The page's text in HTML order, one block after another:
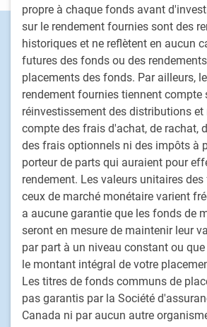
propre à chaque fonds avant
sur le rendement fournies sont des
historiques et ne reflètent en aucun
futures des fonds ou des
placements des fonds. Par ailleurs,
rendement fournies tiennent compte
réinvestissement des distributions et
compte des frais d'achat, de rachat,
des frais optionnels ni des impôts à
porteur de parts qui auraient pour
rendement. Les valeurs unitaires
ceux de marché monétaire varient
a aucune garantie que les fonds de
seront en mesure de maintenir leur
par part à un niveau constant ou
le montant intégral de votre
Les titres de fonds communs de
pas garantis par la Société
Canada ni par aucun autre
Footer
Capacités d'investissement
Titres à revenu fixe
Solutions déléguées de portefeuille
Stratégies de placement fondé sur le passif
Marchés privés
Placements alternatifs
Solutions multi-actifs personnalisées
Procédure de traitement des plaintes de
PH&N Institutionnel
À propos de nous
Investissement responsable
Nous joindre
Carrières